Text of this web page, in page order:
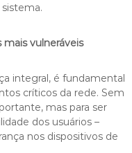
mais vulneráveis
integral, é fundamental
críticos da rede. Sem
mas para ser
dos usuários –
nos dispositivos de